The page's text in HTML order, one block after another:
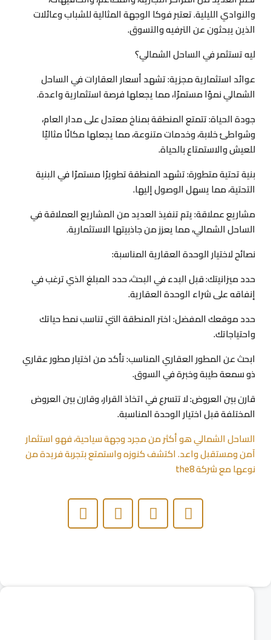
والنوادي الليلية. تعتبر فوكا الوجهة المثالية للشباب وعائلات
الذين يبحثون عن الترفيه والتسوق.
ليه تستثمر في الساحل الشمالي؟
عوائد استثمارية مجزية:تشهد أسعار العقارات في الساحل
الشمالي نموًا مستمرًا، مما يجعلها فرصة استثمارية واعدة.
جودة الحياة:تتمتع المنطقة بمناخ معتدل على مدار العام،
وشواطئ خلابة، وخدمات متنوعة، مما يجعلها مكانًا مثاليًا
للعيش والاستمتاع بالحياة.
بنية تحتية متطورة:تشهد المنطقة تطويرًا مستمرًا في البنية
التحتية، مما يسهل الوصول إليها.
مشاريع عملاقة:يتم تنفيذ العديد من المشاريع العملاقة في
الساحل الشمالي، مما يعزز من جاذبيتها الاستثمارية.
نصائح لاختيار الوحدة العقارية المناسبة:
حدد ميزانيتك:قبل البدء في البحث، حدد المبلغ الذي ترغب في
إنفاقه على شراء الوحدة العقارية.
حدد موقعك المفضل:اختر المنطقة التي تناسب نمط حياتك
واحتياجاتك.
ابحث عن المطور العقاري المناسب:تأكد من اختيار مطور عقاري
ذو سمعة طيبة وخبرة في السوق.
قارن بين العروض:لا تتسرع في اتخاذ القرار، وقارن بين العروض
المختلفة قبل اختيار الوحدة المناسبة.
الساحل الشمالي هو أكثر من مجرد وجهة سياحية، فهو استثمار
آمن ومستقبل واعد. اكتشف كنوزه واستمتع بتجربة فريدة من
نوعها مع شركة the8